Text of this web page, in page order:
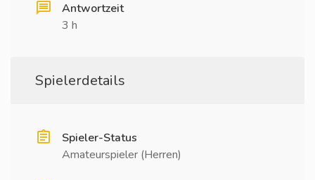
Antwortzeit
3 h
Spielerdetails
Spieler-Status
Amateurspieler (Herren)